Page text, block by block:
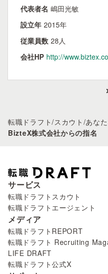
代表者名 嶋田光敏
設立年 2015年
従業員数 28人
会社HP http://
転職ドラフト/スカウト /あな
BizteX株式会社からの指名
サービス
転職ドラフトスカウト
転職ドラフトエージェント
メディア
転職ドラフトREPORT
転職ドラフト Recruiting
LIFE DRAFT
転職ドラフト公式X